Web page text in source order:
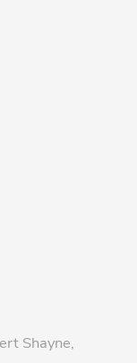
Shayne,